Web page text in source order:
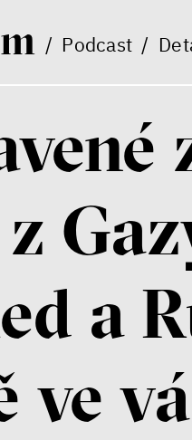
/ Podcast /
a
ve